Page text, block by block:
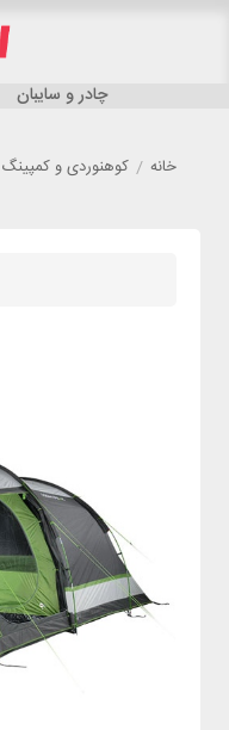
چادر و سایبان
خانه / کوهنوردی و کمپینگ